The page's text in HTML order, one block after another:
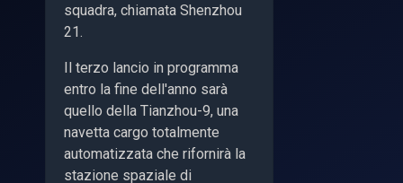
squadra, chiamata Shenzhou
21.
Il terzo lancio in programma
entro la fine dell'anno sarà
quello della Tianzhou-9, una
navetta cargo totalmente
automatizzata che rifornirà la
stazione spaziale di